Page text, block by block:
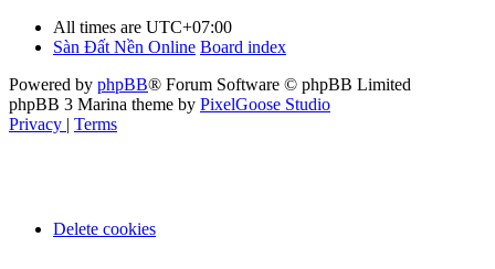
All times are UTC+07:00
Sàn Đất Nền Online Board index
Powered by phpBB® Forum Software © phpBB Limited
phpBB 3 Marina theme by PixelGoose Studio
Privacy | Terms
Delete cookies